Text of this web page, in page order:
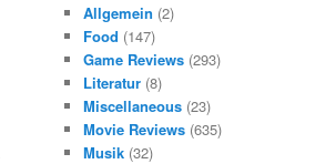
Allgemein (2)
Food (147)
Game Reviews (293)
Literatur (8)
Miscellaneous (23)
Movie Reviews (635)
Musik (32)